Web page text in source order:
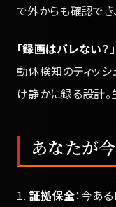
で外からも確認でき
「録画はバレない？」
動体検知のティッ
け静かに録る設計
あなたが
1. 証拠保全：今あ